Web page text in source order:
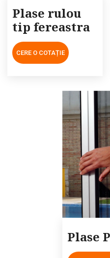
Plase rulou
tip fereastra
CERE O COTAȚIE
Plase